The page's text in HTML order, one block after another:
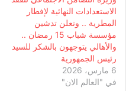
الاستعدادات النهائية لإفطار
المطرية .. وتعلن تدشين
مؤسسة شباب 15 رمضان ..
والأهالي يتوجهون بالشكر للسيد
رئيس الجمهورية
6 مارس، 2026
في "العالم الان"